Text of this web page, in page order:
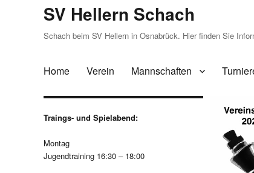
SV Hellern Schach
Schach beim SV Hellern in Osnabrück. Hier finden Sie
Home Verein Mannschaften
Traings- und Spielabend:
Montag
Jugendtraining 16:30 – 18:00